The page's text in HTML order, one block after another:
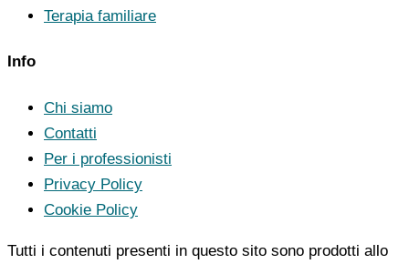
Terapia familiare
Info
Chi siamo
Contatti
Per i professionisti
Privacy Policy
Cookie Policy
Tutti i contenuti presenti in questo sito sono prodotti allo